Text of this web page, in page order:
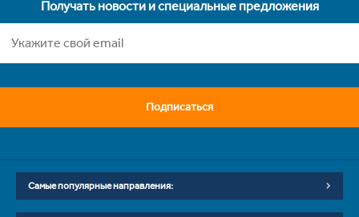
Получать новости и специальные предложения
Подписаться
Самые популярные направления: